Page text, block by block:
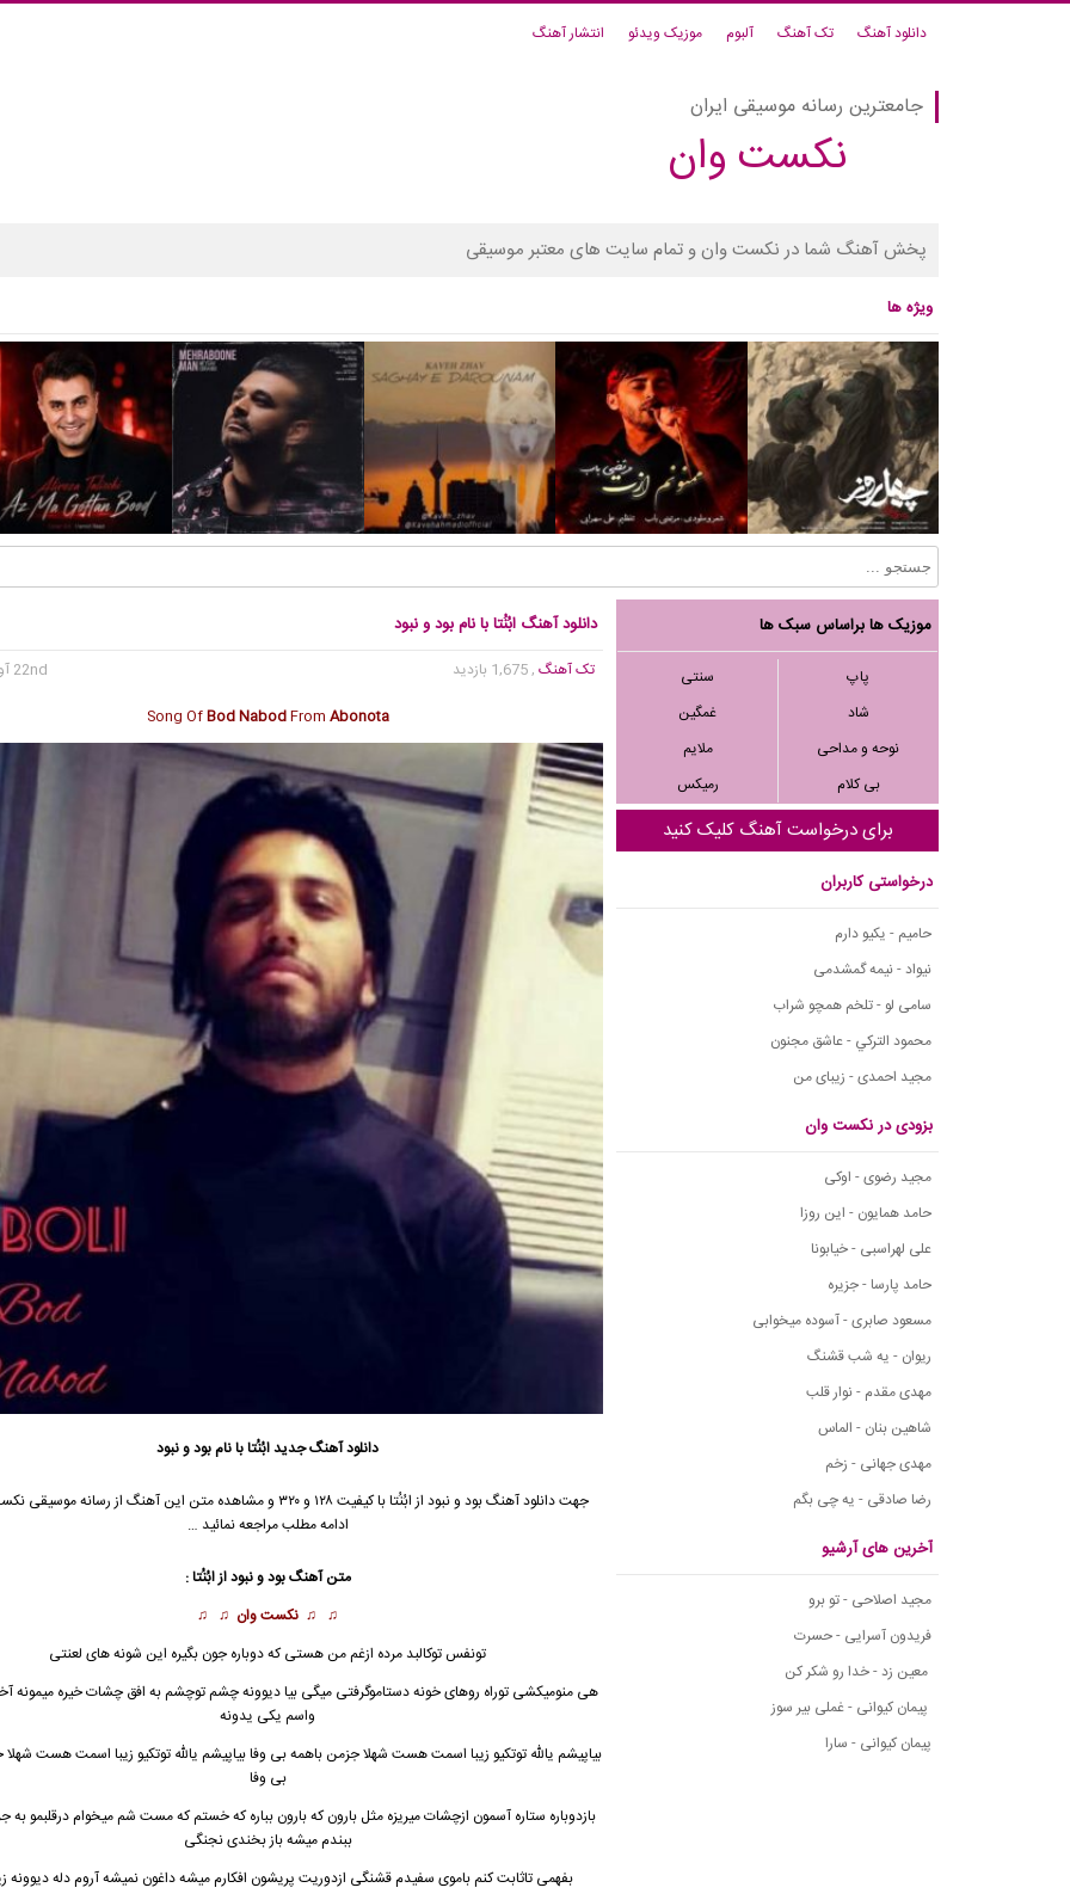
دانلود آهنگ تک آهنگ آلبوم موزیک ویدئو انتشار آهنگ
جامعترین رسانه موسیقی ایران
نکست وان
پخش آهنگ شما در نکست وان و تمام سایت های معتبر موسیقی
ویژه ها
موزیک ها براساس سبک ها
پاپ
سنتی
شاد
غمگین
نوحه و مداحی
ملایم
بی کلام
رمیکس
برای درخواست آهنگ کلیک کنید
درخواستی کاربران
حامیم - یکیو دارم
نیواد - نیمه گمشدمی
سامی لو - تلخم همچو شراب
محمود التركي - عاشق مجنون
مجید احمدی - زیبای من
بزودی در نکست وان
مجید رضوی - اوکی
حامد همایون - این روزا
علی لهراسبی - خیابونا
حامد پارسا - جزیره
مسعود صابری - آسوده میخوابی
ریوان - یه شب قشنگ
مهدی مقدم - نوار قلب
شاهین بنان - الماس
مهدی جهانی - زخم
رضا صادقی - یه چی بگم
آخرین های آرشیو
مجید اصلاحی - تو برو
فریدون آسرایی - حسرت
معین زد - خدا رو شکر کن
پیمان کیوانی - غملی بیر سوز
پیمان کیوانی - سارا
دانلود آهنگ ابُنُتا با نام بود و نبود
تک آهنگ, 1,675 بازدید
22nd آوریل 2022
Song OfBod NabodFrom Abonota
دانلود آهنگ جدیدابُنُتا با نام بود و نبود
جهت دانلود آهنگ بود و نبود از ابُنُتا با کیفیت ۱۲۸ و ۳۲۰ و مشاهده متن این آهنگ از رسانه
ادامه مطلب مراجعه نمائید …
متن آهنگبود و نبوداز ابُنُتا :
♫ ♫ نکست وان ♫ ♫
تونفس توکالبد مرده ازغم من هستی که دوباره جون بگیره این شونه های لعنتی
هی منومیکشی توراه روهای خونه دستاموگرفتی میگی بیا دیوونه چشم توچشم به افق چشات خیره میمونه
واسم یکی یدونه
بیاپیشم یالله توتکیو زیبا اسمت هست شهلا جزمن باهمه بی وفا بیاپیشم یالله توتکیو زیبا اسمت هست
بی وفا
بازدوباره ستاره آسمون ازچشات میریزه مثل بارون که بارون بباره که خستم که مست شم میخوام درقلبمو به
ببندم میشه باز بخندی نجنگی
بفهمی تاثابت کنم باموی سفیدم قشنگی ازدوریت پریشون افکارم میشه داغون نمیشه آروم دله دیوونه